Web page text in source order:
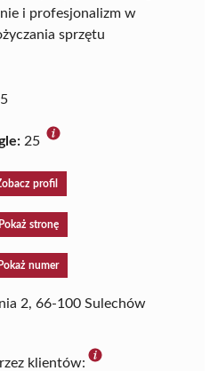
i profesjonalizm w
sprzętu
25
profil
Pokaż stronę
Pokaż numer
2, 66-100 Sulechów
klientów: